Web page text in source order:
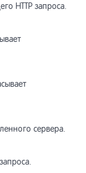
HTTP запроса.
сервера.